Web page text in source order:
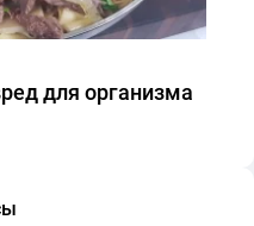
для организма